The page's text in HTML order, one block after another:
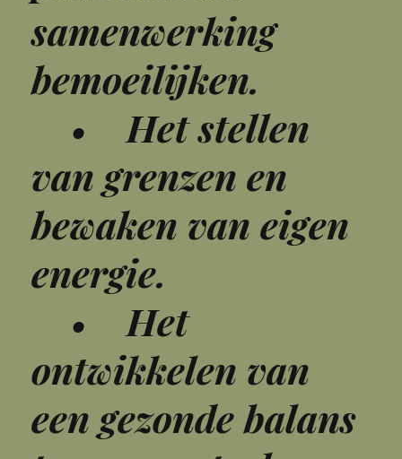
samenwerking
bemoeilijken.
• Het stellen
van grenzen en
bewaken van eigen
energie.
• Het
ontwikkelen van
een gezonde balans